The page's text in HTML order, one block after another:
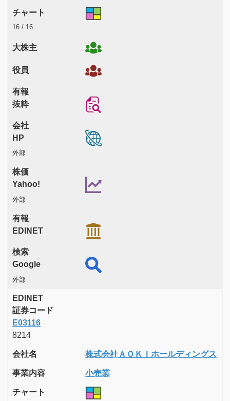
チャート
16 / 16
大株主
役員
有報
抜粋
会社
HP
外部
株価
Yahoo!
外部
有報
EDINET
検索
Google
外部
EDINET
証券コード
E03116
8214
会社名 株式会社ＡＯＫＩホールディングス
事業内容 小売業
チャート